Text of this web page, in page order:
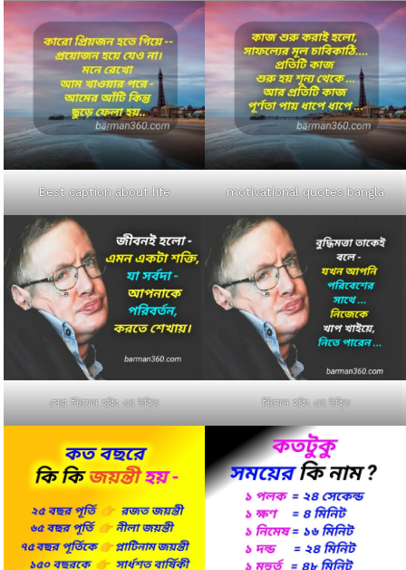
Best caption about life motivational quotes bangla
সেরা স্টিফেন হকিং এর উক্তি স্টিফেন হকিং এর উক্তি